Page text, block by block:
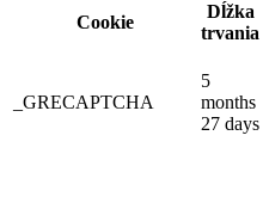
Cookie
Dĺžka
trvania
_GRECAPTCHA
5
months
27 days